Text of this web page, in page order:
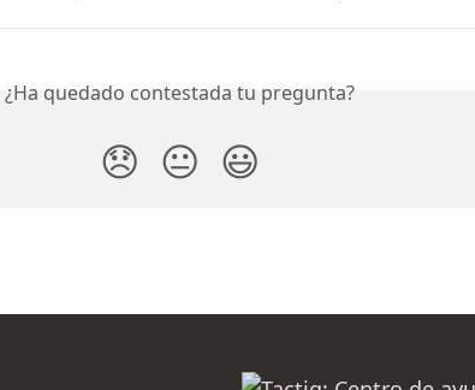
¿Ha quedado contestada tu pregunta?
😞 😐 😃